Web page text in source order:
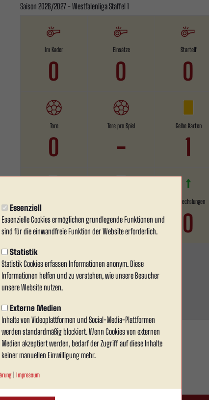
Essenziell
Essenzielle Cookies ermöglichen grundlegende Funktionen und
sind für die einwandfreie Funktion der Website erforderlich.
Statistik
Statistik Cookies erfassen Informationen anonym. Diese
Informationen helfen und zu verstehen, wie unsere Besucher
unsere Website nutzen.
Externe Medien
Inhalte von Videoplattformen und Social-Media-Plattformen
werden standardmäßig blockiert. Wenn Cookies von externen
Medien akzeptiert werden, bedarf der Zugriff auf diese Inhalte
keiner manuellen Einwilligung mehr.
| Impressum
Saison 2026/2027 - Westfalenliga Staffel 1
Im Kader
0
Einsätze
0
Startelf
0
Tore
0
Tore pro Spiel
-
Gelbe Karten
1
0 0
Einwechslungen
0
Auswechslungen
0